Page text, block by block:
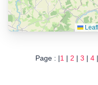
Page : |1 | 2 | 3 | 4 |